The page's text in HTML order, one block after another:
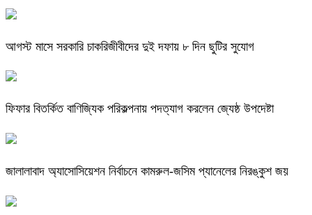
আগস্ট মাসে সরকারি চাকরিজীবীদের দুই দফায় ৮ দিন ছুটির সুযোগ
ফিফার বিতর্কিত বাণিজ্যিক পরিকল্পনায় পদত্যাগ করলেন জ্যেষ্ঠ উপদেষ্টা
জালালাবাদ অ্যাসোসিয়েশন নির্বাচনে কামরুল-জসিম প্যানেলের নিরঙ্কুশ জয়